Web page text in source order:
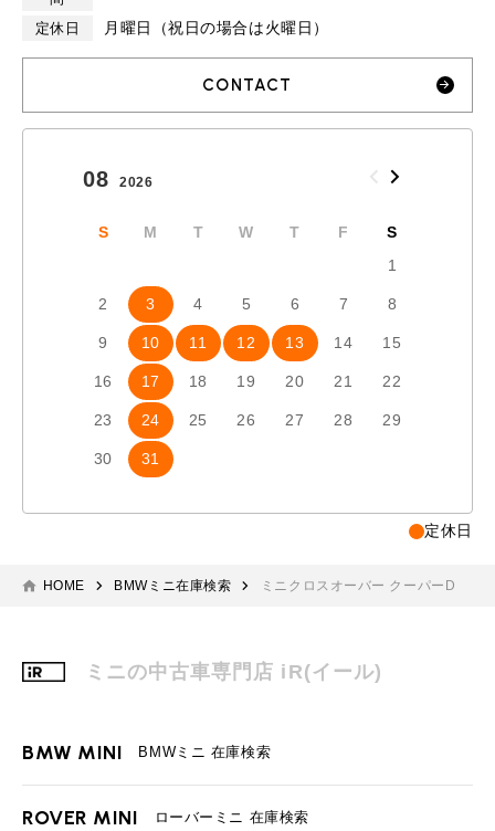
定休日 月曜日（祝日の場合は火曜日）
CONTACT
08 2026
S M T W T F
S
1
2 3 4 5 6 7 8
9 10 11 12 13 14 15
16 17 18 19 20 21 22
23 24 25 26 27 28 29
30 31
定休日
HOME BMWミニ在庫検索 ミニクロスオーバー クーパーD
ミニの中古車専門店 iR(イール)
BMW MINI BMWミニ 在庫検索
ROVER MINI ローバーミニ 在庫検索